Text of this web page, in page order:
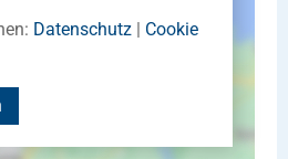
Datenschutz | Cookie